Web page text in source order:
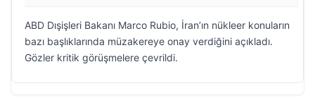
ABD Dışişleri Bakanı Marco Rubio, İran’ın nükleer konuların
bazı başlıklarında müzakereye onay verdiğini açıkladı.
Gözler kritik görüşmelere çevrildi.